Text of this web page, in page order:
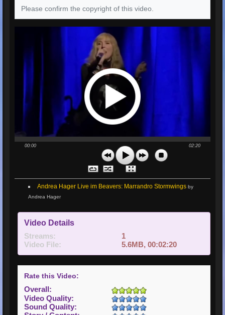
Please confirm the copyright of this video.
00:00 02:20
Andrea Hager Live im Beavers: Marrandro Stormwings by
Andrea Hager
Video Details
Streams:
1
Video File:
5.6MB, 00:02:20
Rate this Video:
Overall:
Video Quality:
Sound Quality: